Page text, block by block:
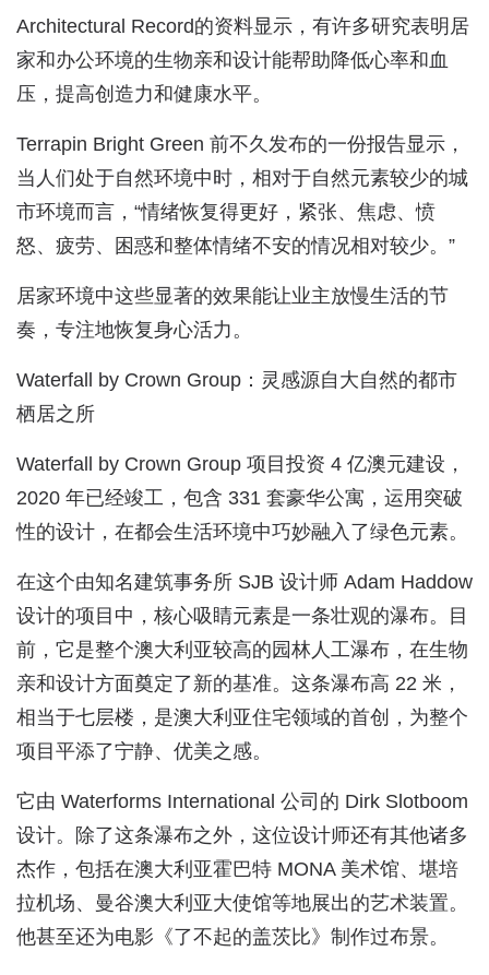
Architectural Record的资料显示，有许多研究表明居
家和办公环境的生物亲和设计能帮助降低心率和血
压，提高创造力和健康水平。
Terrapin Bright Green 前不久发布的一份报告显示，
当人们处于自然环境中时，相对于自然元素较少的城
市环境而言，“情绪恢复得更好，紧张、焦虑、愤
怒、疲劳、困惑和整体情绪不安的情况相对较少。”
居家环境中这些显著的效果能让业主放慢生活的节
奏，专注地恢复身心活力。
Waterfall by Crown Group：灵感源自大自然的都市
栖居之所
Waterfall by Crown Group 项目投资 4 亿澳元建设，
2020 年已经竣工，包含 331 套豪华公寓，运用突破
性的设计，在都会生活环境中巧妙融入了绿色元素。
在这个由知名建筑事务所 SJB 设计师 Adam Haddow
设计的项目中，核心吸睛元素是一条壮观的瀑布。目
前，它是整个澳大利亚较高的园林人工瀑布，在生物
亲和设计方面奠定了新的基准。这条瀑布高 22 米，
相当于七层楼，是澳大利亚住宅领域的首创，为整个
项目平添了宁静、优美之感。
它由 Waterforms International 公司的 Dirk Slotboom
设计。除了这条瀑布之外，这位设计师还有其他诸多
杰作，包括在澳大利亚霍巴特 MONA 美术馆、堪培
拉机场、曼谷澳大利亚大使馆等地展出的艺术装置。
他甚至还为电影《了不起的盖茨比》制作过布景。